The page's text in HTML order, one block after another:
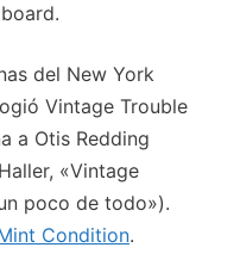
del New York
Vintage Trouble
a Otis Redding
«Vintage
poco de todo»).
Condition.